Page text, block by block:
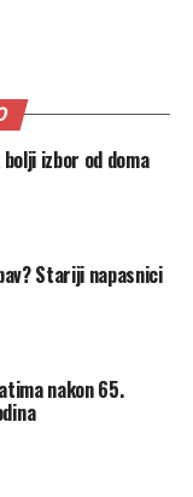
izbor od doma
Stariji napasnici
nakon 65.